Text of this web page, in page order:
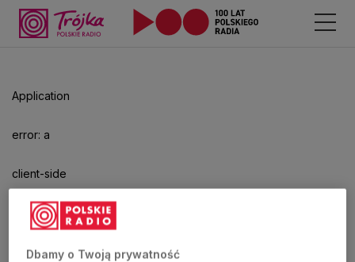
Application
error: a
client-side
exception
has
aby
odtwarzać.
Dbamy o Twoją prywatność